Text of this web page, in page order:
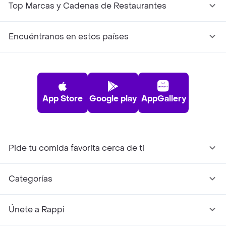
Top Marcas y Cadenas de Restaurantes
Encuéntranos en estos países
App Store Google play AppGallery
Pide tu comida favorita cerca de ti
Categorías
Únete a Rappi